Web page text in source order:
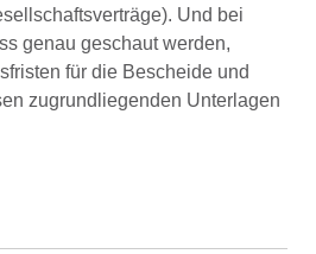
Und bei
genau geschaut werden,
für die Bescheide und
zugrundliegenden Unterlagen